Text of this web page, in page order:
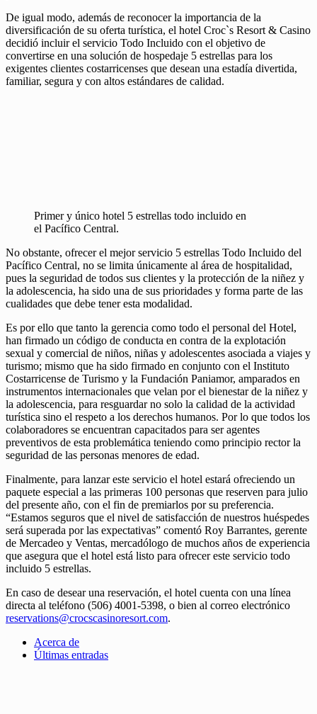
De igual modo, además de reconocer la importancia de la
diversificación de su oferta turística, el hotel Croc`s Resort & Casino
decidió incluir el servicio Todo Incluido con el objetivo de
convertirse en una solución de hospedaje 5 estrellas para los
exigentes clientes costarricenses que desean una estadía divertida,
familiar, segura y con altos estándares de calidad.
Primer y único hotel 5 estrellas todo incluido en
el Pacífico Central.
No obstante, ofrecer el mejor servicio 5 estrellas Todo Incluido del
Pacífico Central, no se limita únicamente al área de hospitalidad,
pues la seguridad de todos sus clientes y la protección de la niñez y
la adolescencia, ha sido una de sus prioridades y forma parte de las
cualidades que debe tener esta modalidad.
Es por ello que tanto la gerencia como todo el personal del Hotel,
han firmado un código de conducta en contra de la explotación
sexual y comercial de niños, niñas y adolescentes asociada a viajes y
turismo; mismo que ha sido firmado en conjunto con el Instituto
Costarricense de Turismo y la Fundación Paniamor, amparados en
instrumentos internacionales que velan por el bienestar de la niñez y
la adolescencia, para resguardar no solo la calidad de la actividad
turística sino el respeto a los derechos humanos. Por lo que todos los
colaboradores se encuentran capacitados para ser agentes
preventivos de esta problemática teniendo como principio rector la
seguridad de las personas menores de edad.
Finalmente, para lanzar este servicio el hotel estará ofreciendo un
paquete especial a las primeras 100 personas que reserven para julio
del presente año, con el fin de premiarlos por su preferencia.
“Estamos seguros que el nivel de satisfacción de nuestros huéspedes
será superada por las expectativas” comentó Roy Barrantes, gerente
de Mercadeo y Ventas, mercadólogo de muchos años de experiencia
que asegura que el hotel está listo para ofrecer este servicio todo
incluido 5 estrellas.
En caso de desear una reservación, el hotel cuenta con una línea
directa al teléfono (506) 4001-5398, o bien al correo electrónico
reservations@crocscasinoresort.com.
Acerca de
Últimas entradas